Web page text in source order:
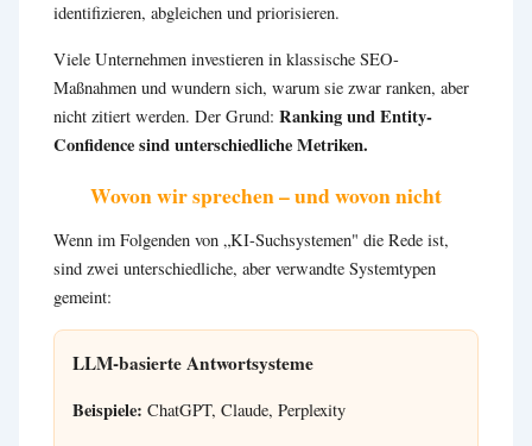
identifizieren, abgleichen und priorisieren.
Viele Unternehmen investieren in klassische SEO-
Maßnahmen und wundern sich, warum sie zwar ranken, aber
nicht zitiert werden. Der Grund:Ranking und Entity-
Confidence sind unterschiedliche Metriken.
Wovon wir sprechen – und wovon nicht
Wenn im Folgenden von „KI-Suchsystemen" die Rede ist,
sind zwei unterschiedliche, aber verwandte Systemtypen
gemeint:
LLM-basierte Antwortsysteme
Beispiele: ChatGPT, Claude, Perplexity